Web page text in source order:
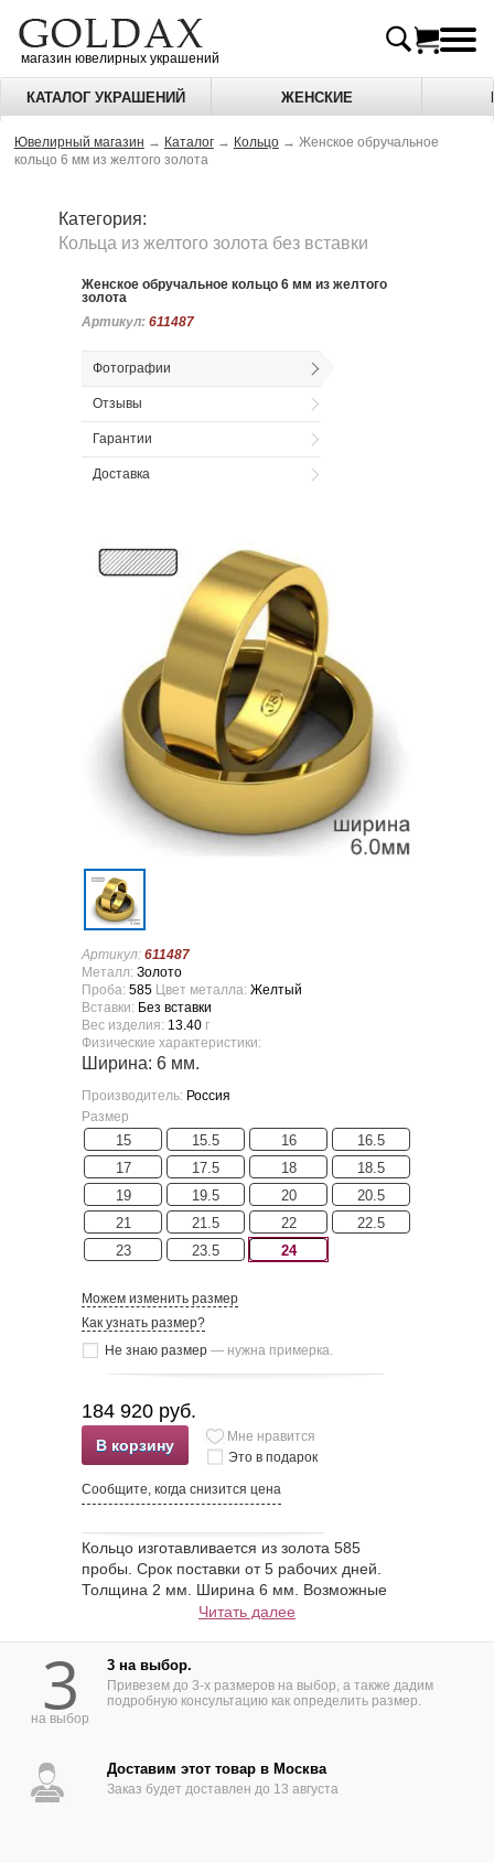
магазин ювелирных украшений
КАТАЛОГ УКРАШЕНИЙ ЖЕНСКИЕ
Ювелирный магазин → Каталог → Кольцо → Женское обручальное
кольцо 6 мм из желтого золота
Категория:
Кольца из желтого золота без вставки
Женское обручальное кольцо 6 мм из желтого
золота
Артикул: 611487
Артикул: 611487
Фотографии
Отзывы
Гарантии
Доставка
Артикул: 611487
Металл: Золото
Проба: 585 Цвет металла: Желтый
Вставки: Без вставки
Вес изделия: 13.40 г
Физические характеристики:
Ширина: 6 мм.
Производитель: Россия
Размер
15 15.5 16
16.5
17
17.5 18
18.5
19
19.5 20
20.5
21
21.5 22
22.5
23
23.5 24
Можем изменить размер
Как узнать размер?
Не знаю размер — нужна примерка.
184 920 руб.
В корзину
Мне нравится
Это в подарок
Сообщите, когда снизится цена
Кольцо изготавливается из золота 585
пробы. Срок поставки от 5 рабочих дней.
Толщина 2 мм. Ширина 6 мм. Возможные
варианты изготовления - золото 750 пробы,
(толщина,ширина, матовая или глянцевая
поверхность, нанесение гравировки или
вставка драгоценных камней - по желанию.
доставкой на дом (По Москве и МО).
Читать далее
3
на выбор
3 на выбор.
Привезем до 3-х размеров на выбор, а также дадим
подробную консультацию как определить размер.
Доставим этот товар в Москва
Заказ будет доставлен до 13 августа